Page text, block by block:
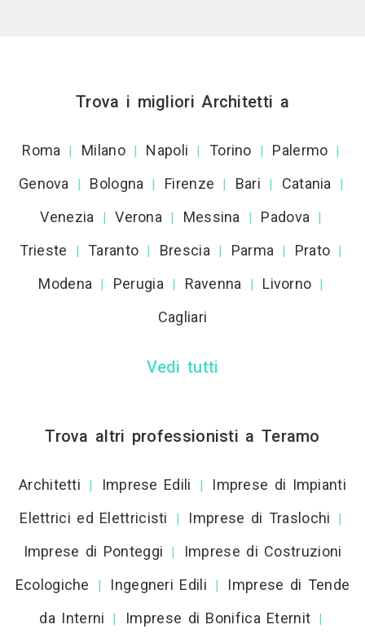
Trova i migliori Architetti a
Roma | Milano | Napoli | Torino | Palermo |
Genova | Bologna | Firenze | Bari | Catania |
Venezia | Verona | Messina | Padova |
Trieste | Taranto | Brescia | Parma | Prato |
Modena | Perugia | Ravenna | Livorno |
Cagliari
Vedi tutti
Trova altri professionisti a Teramo
Architetti | Imprese Edili |
Imprese di Impianti
Elettrici ed Elettricisti
| Imprese di Traslochi |
Imprese di Ponteggi |
Imprese di Costruzioni
Ecologiche
| Ingegneri Edili |
Imprese di Tende
da Interni
| Imprese di Bonifica Eternit |